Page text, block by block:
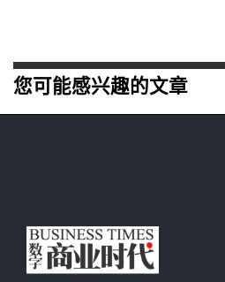
您可能感兴趣的文章